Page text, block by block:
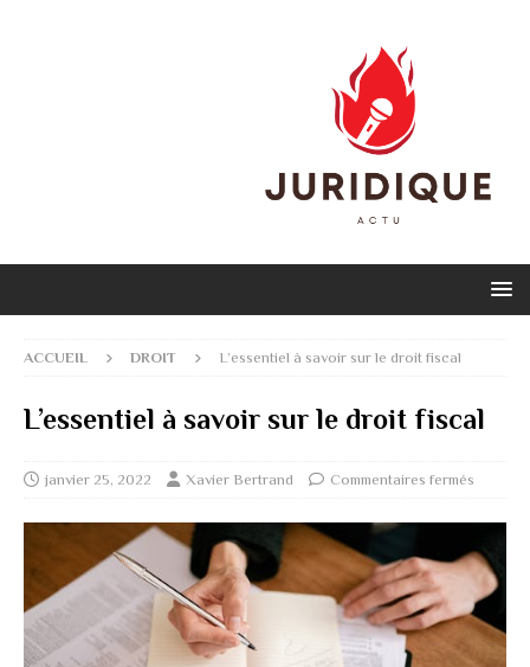
ACCUEIL DROIT L’essentiel à savoir sur le droit fiscal
L’essentiel à savoir sur le droit fiscal
janvier 25, 2022 Xavier Bertrand Commentaires fermés